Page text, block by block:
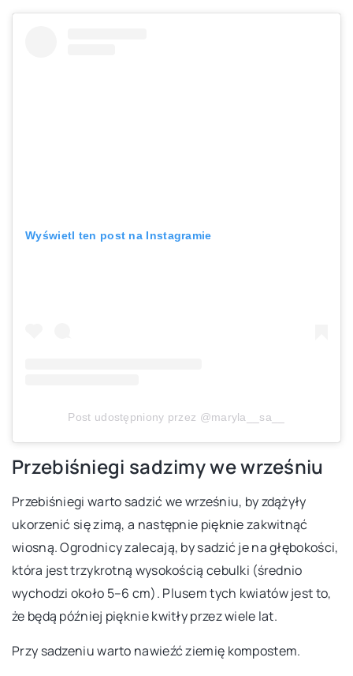
Wyświetl ten post na Instagramie
Post udostępniony przez @maryla__sa__
Przebiśniegi sadzimy we wrześniu
Przebiśniegi warto sadzić we wrześniu, by zdążyły
ukorzenić się zimą, a następnie pięknie zakwitnąć
wiosną. Ogrodnicy zalecają, by sadzić je na głębokości,
która jest trzykrotną wysokością cebulki (średnio
wychodzi około 5–6 cm). Plusem tych kwiatów jest to,
że będą później pięknie kwitły przez wiele lat.
Przy sadzeniu warto nawieźć ziemię kompostem.